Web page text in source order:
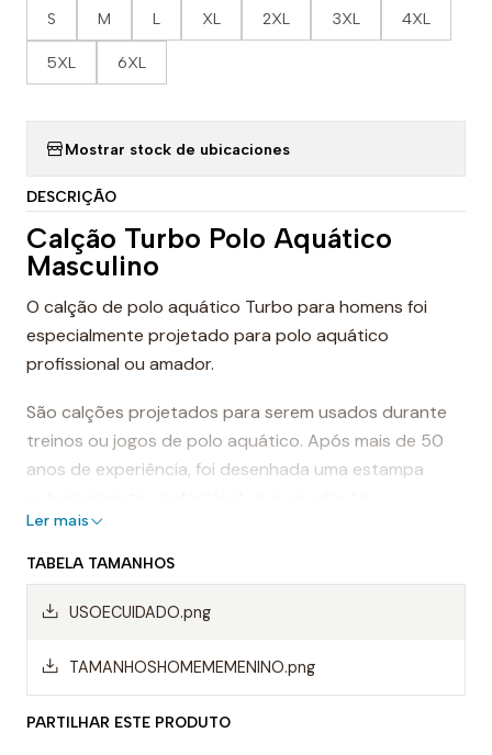
S M L XL 2XL 3XL 4XL
5XL 6XL
Mostrar stock de ubicaciones
DESCRIÇÃO
Calção Turbo Polo Aquático
Masculino
O calção de polo aquático Turbo para homens foi
especialmente projetado para polo aquático
profissional ou amador.
São calções projetados para serem usados durante
treinos ou jogos de polo aquático. Após mais de 50
anos de experiência, foi desenhada uma estampa
perfeitamente ao corpo, proporcionando conforto e
sensação de leveza.
Dessa forma, os calções de polo aquático facilitam a
permitindo um movimento mais rápido ao nadar.
Ler mais
TABELA TAMANHOS
USOECUIDADO.png
TAMANHOSHOMEMEMENINO.png
PARTILHAR ESTE PRODUTO